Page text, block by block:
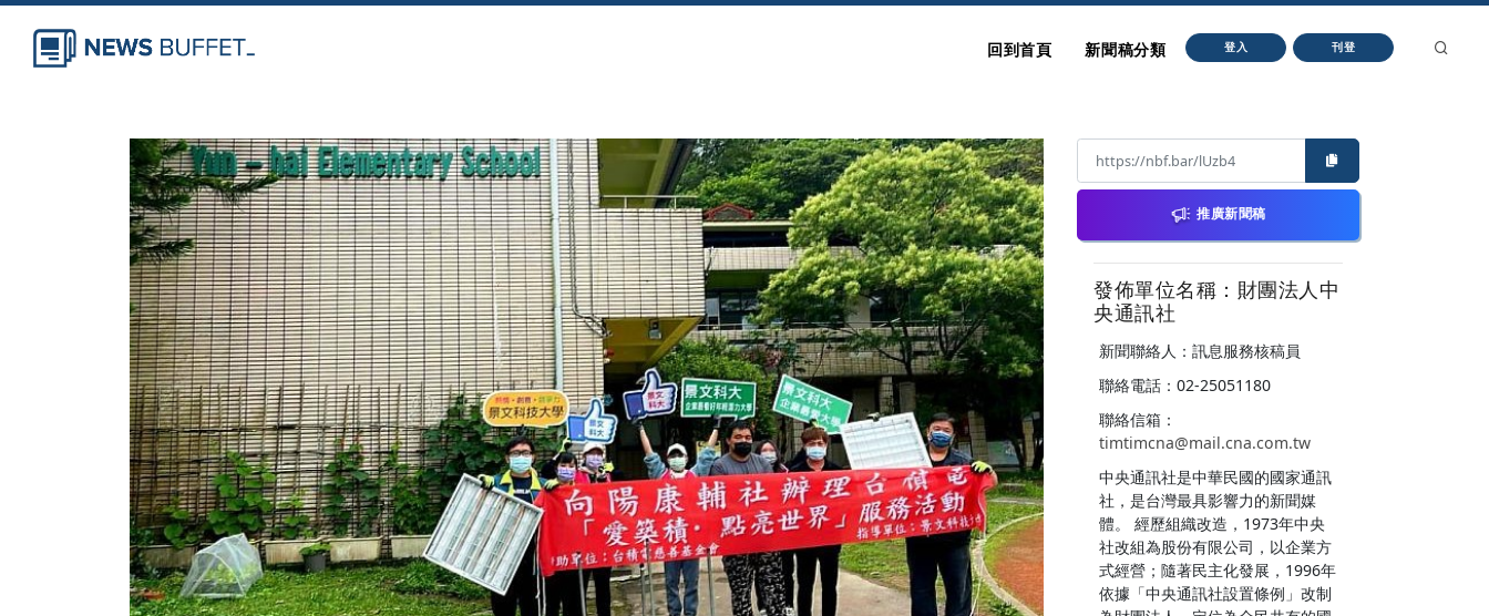
回到首頁 新聞稿分類 登入 刊登
推廣新聞稿
發佈單位名稱：財團法人中
央通訊社
新聞聯絡人：訊息服務核稿員
聯絡電話：02-25051180
聯絡信箱：
timtimcna@mail.cna.com.tw
中央通訊社是中華民國的國家通訊
社，是台灣最具影響力的新聞媒
體。 經歷組織改造，1973年中央
社改組為股份有限公司，以企業方
式經營；隨著民主化發展，1996年
依據「中央通訊社設置條例」改制